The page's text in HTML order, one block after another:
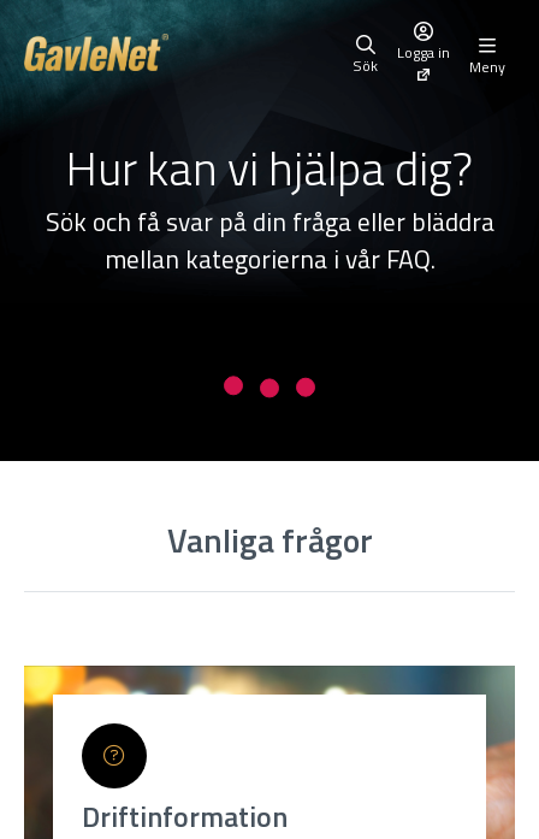
Sök
Logga in
Meny
Hur kan vi hjälpa dig?
Sök och få svar på din fråga eller bläddra
mellan kategorierna i vår FAQ.
Vanliga frågor
Driftinformation